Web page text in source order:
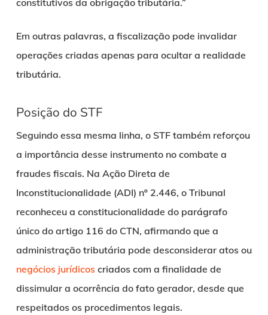
constitutivos da obrigação tributária.”
Em outras palavras, a fiscalização pode invalidar
operações criadas apenas para ocultar a realidade
tributária.
Posição do STF
Seguindo essa mesma linha, o STF também reforçou
a importância desse instrumento no combate a
fraudes fiscais. Na Ação Direta de
Inconstitucionalidade (ADI) nº 2.446, o Tribunal
reconheceu a constitucionalidade do parágrafo
único do artigo 116 do CTN, afirmando que a
administração tributária pode desconsiderar atos ou
negócios jurídicoscriados com a finalidade de
dissimular a ocorrência do fato gerador, desde que
respeitados os procedimentos legais.